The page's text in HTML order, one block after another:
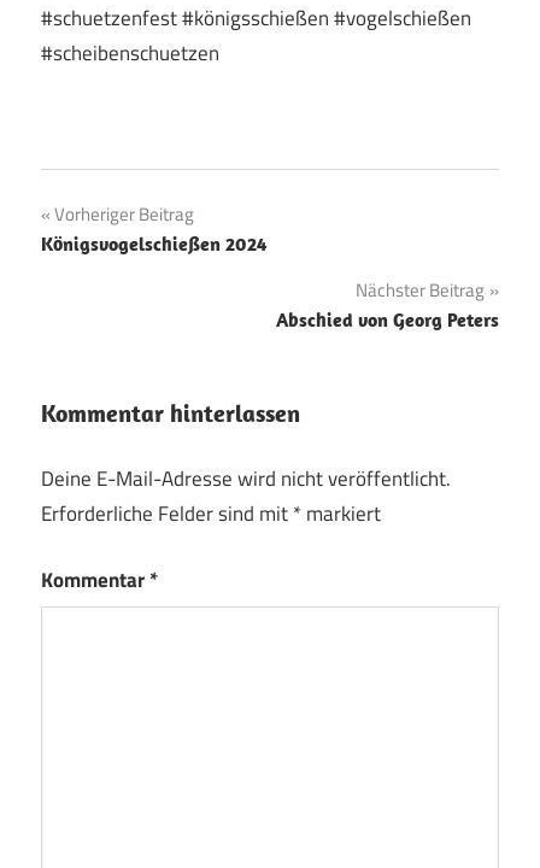
#schuetzenfest #königsschießen #vogelschießen
#scheibenschuetzen
Beitragsnavigation
Vorheriger Beitrag
Königsvogelschießen 2024
Nächster Beitrag
Abschied von Georg Peters
Kommentar hinterlassen
Deine E-Mail-Adresse wird nicht veröffentlicht.
Erforderliche Felder sind mit*markiert
Kommentar*